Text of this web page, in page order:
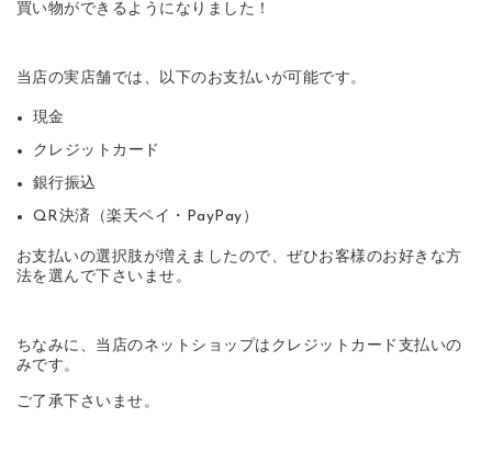
買い物ができるようになりました！
当店の実店舗では、以下のお支払いが可能です。
現金
クレジットカード
銀行振込
QR決済（楽天ペイ・PayPay）
お支払いの選択肢が増えましたので、ぜひお客様のお好きな方
法を選んで下さいませ。
ちなみに、当店のネットショップはクレジットカード支払いの
みです。
ご了承下さいませ。